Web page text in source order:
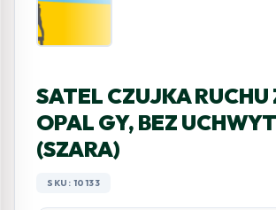
SATEL CZUJKA RUCHU
OPAL GY, BEZ
(SZARA)
SKU: 10133